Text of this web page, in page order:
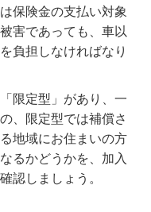
保険金の支払い対象
害であっても、車以
負担しなければなり
限定型」があり、一
、限定型では補償さ
地域にお住まいの方
るかどうかを、加入
認しましょう。